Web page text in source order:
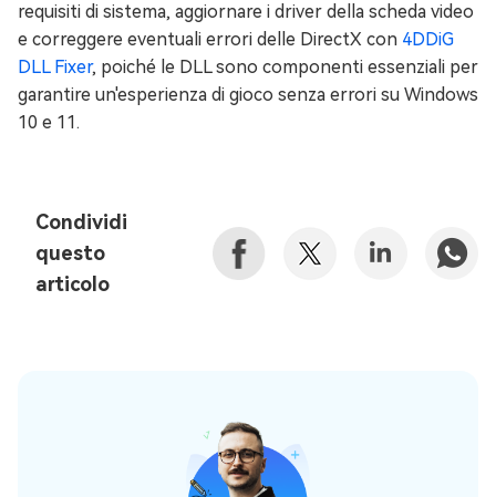
requisiti di sistema, aggiornare i driver della scheda video
e correggere eventuali errori delle DirectX con 4DDiG
DLL Fixer, poiché le DLL sono componenti essenziali per
garantire un'esperienza di gioco senza errori su Windows
10 e 11.
Condividi
questo
articolo